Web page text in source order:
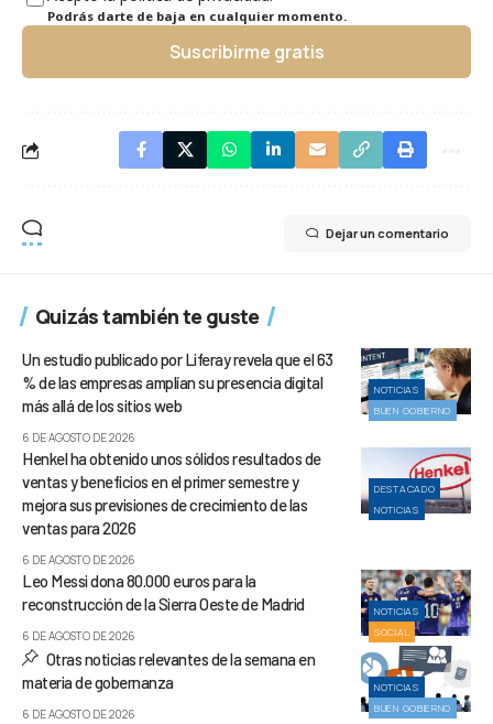
Podrás darte de baja en cualquier momento.
Suscribirme gratis
Dejar un comentario
Quizás también te guste
NOTICIAS
BUEN GOBIERNO
Un estudio publicado por Liferay revela que el 63
% de las empresas amplían su presencia digital
más allá de los sitios web
6 DE AGOSTO DE 2026
DESTACADO
NOTICIAS
Henkel ha obtenido unos sólidos resultados de
ventas y beneficios en el primer semestre y
mejora sus previsiones de crecimiento de las
ventas para 2026
6 DE AGOSTO DE 2026
NOTICIAS
SOCIAL
Leo Messi dona 80.000 euros para la
reconstrucción de la Sierra Oeste de Madrid
6 DE AGOSTO DE 2026
NOTICIAS
BUEN GOBIERNO
Otras noticias relevantes de la semana en
materia de gobernanza
6 DE AGOSTO DE 2026